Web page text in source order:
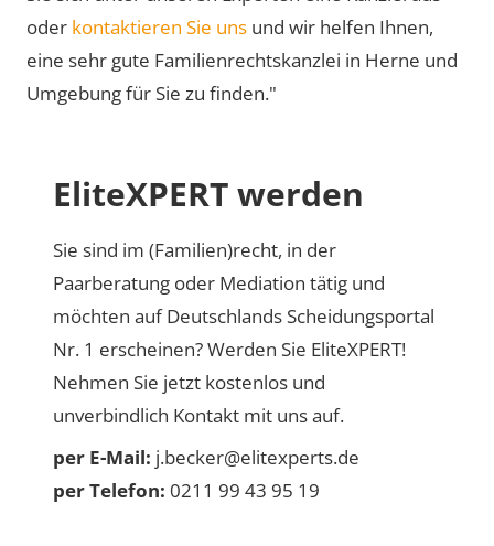
oder kontaktieren Sie uns und wir helfen Ihnen,
eine sehr gute Familienrechtskanzlei in Herne und
Umgebung für Sie zu finden."
EliteXPERT werden
Sie sind im (Familien)recht, in der
Paarberatung oder Mediation tätig und
möchten auf Deutschlands Scheidungsportal
Nr. 1 erscheinen? Werden Sie EliteXPERT!
Nehmen Sie jetzt kostenlos und
unverbindlich Kontakt mit uns auf.
per E-Mail: j.becker@elitexperts.de
per Telefon: 0211 99 43 95 19